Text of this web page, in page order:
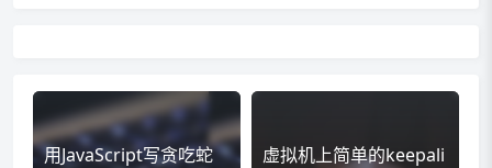
用JavaScript写贪吃蛇
虚拟机上简单的keepali